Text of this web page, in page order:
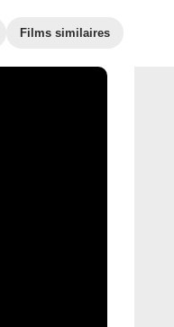
Films similaires